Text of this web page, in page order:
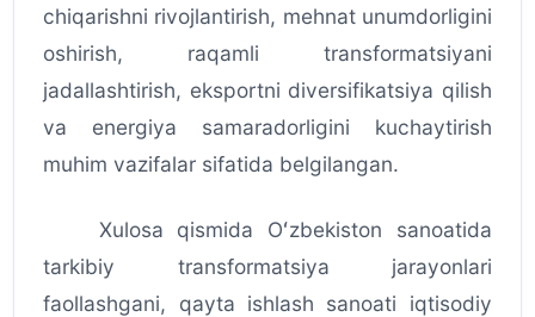
chiqarishni rivojlantirish, mehnat unumdorligini
oshirish, raqamli transformatsiyani
jadallashtirish, eksportni diversifikatsiya qilish
va energiya samaradorligini kuchaytirish
muhim vazifalar sifatida belgilangan.
Xulosa qismida Oʻzbekiston sanoatida
tarkibiy transformatsiya jarayonlari
faollashgani, qayta ishlash sanoati iqtisodiy